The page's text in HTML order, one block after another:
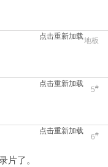
点击重新加载地板
点击重新加载
5#
点击重新加载
6#
片了。